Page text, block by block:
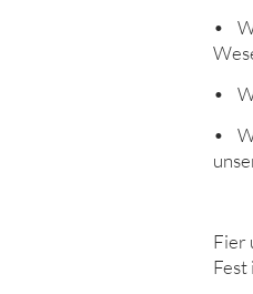
•
•
•
Fier